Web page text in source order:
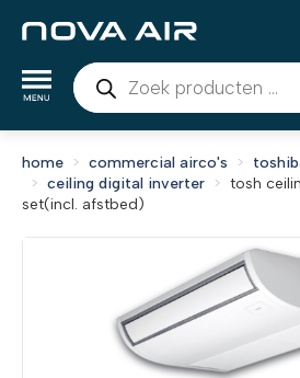
Producten
zoeken
home commercial airco's
ceiling digital inverter
tosh
set(incl. afstbed)